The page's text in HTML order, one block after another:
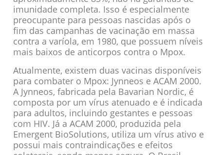
imunidade completa. Isso é especialmente
preocupante para pessoas nascidas após o
fim das campanhas de vacinação em massa
contra a varíola, em 1980, que possuem níveis
mais baixos de anticorpos contra o Mpox.
Atualmente, existem duas vacinas disponíveis
para combater o Mpox: Jynneos e ACAM 2000.
A Jynneos, fabricada pela Bavarian Nordic, é
composta por um vírus atenuado e é indicada
para adultos, incluindo gestantes e pessoas
com HIV. Já a ACAM 2000, produzida pela
Emergent BioSolutions, utiliza um vírus ativo e
possui mais contraindicações e efeitos